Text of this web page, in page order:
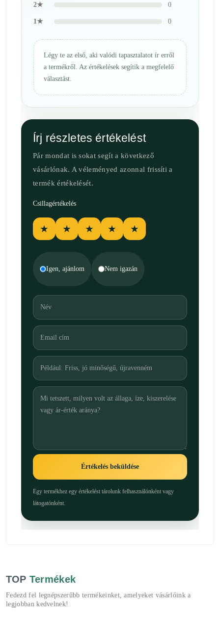
2★ 0
1★ 0
Légy te az első, aki valódi tapasztalatot ír erről
a termékről. Az értékelések segítik a megfelelő
választást.
Írj részletes értékelést
Pár mondat is sokat segít a következő
vásárlónak. A véleményed azonnal frissíti a
termék értékelését.
Csillagértékelés
★ ★ ★ ★ ★
Igen, ajánlom Nem igazán
Értékelés beküldése
Egy termékhez egy értékelést tárolunk felhasználónként vagy
látogatónként.
TOP Termékek
Fedezd fel legnépszerűbb termékeinket, amelyeket vásárlóink a
legjobban kedvelnek!